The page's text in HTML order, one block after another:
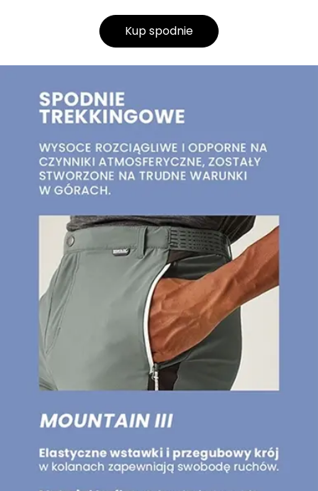
Kup spodnie